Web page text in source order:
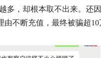
多，却根本取不出来。还
不断充值，最终被骗超10